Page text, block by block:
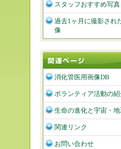
スタッフおすすめ写真
過去1ヶ月に撮影され
像
消化管医用画像DB
ボランティア活動の
生命の進化と宇宙・
関連リンク
お問い合わせ